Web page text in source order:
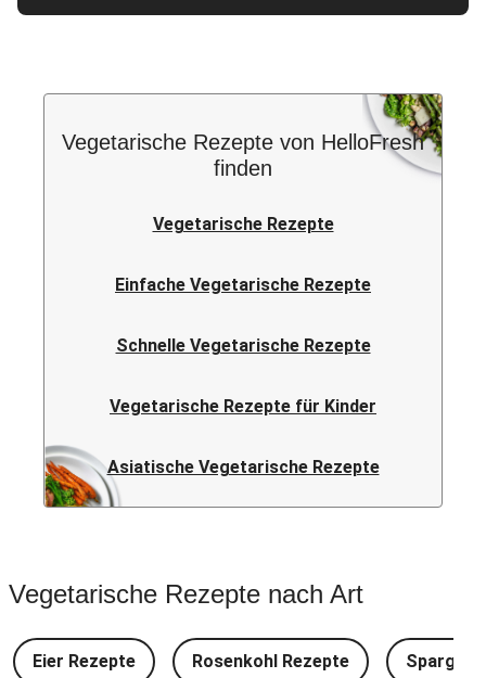
Vegetarische Rezepte von HelloFresh
finden
Vegetarische Rezepte
Einfache Vegetarische Rezepte
Schnelle Vegetarische Rezepte
Vegetarische Rezepte für Kinder
Asiatische Vegetarische Rezepte
Vegetarische Rezepte nach Art
Eier Rezepte Rosenkohl Rezepte Spargel